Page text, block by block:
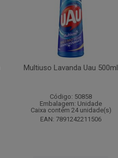
Multiuso Lavanda Uau 500ml
Código: 50858
Embalagem: Unidade
Caixa contém 24 unidade(s)
EAN: 7891242211506